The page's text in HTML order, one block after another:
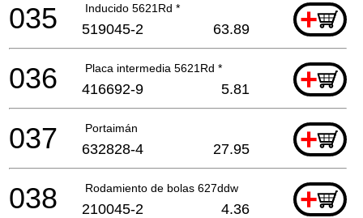
Inducido 5621Rd * +
035 519045-2 63.89
Placa intermedia 5621Rd * +
036 416692-9 5.81
Portaimán +
037 632828-4 27.95
Rodamiento de bolas 627ddw +
038 210045-2 4.36